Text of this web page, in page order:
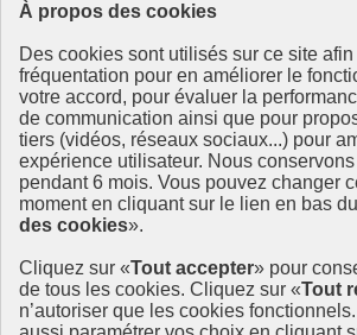
À propos des cookies
Des cookies sont utilisés sur ce site
fréquentation pour en améliorer le
votre accord, pour évaluer la
de communication ainsi que pour
tiers (vidéos, réseaux sociaux...) pour
expérience utilisateur. Nous
pendant 6 mois. Vous pouvez changer
moment en cliquant sur le lien en bas
des cookies».
Cliquez sur «Tout accepter» pour
de tous les cookies. Cliquez sur «Tout
n’autoriser que les cookies
Ressources
Ressources
La Méth’ODD
Gouvernement
Ce site propose l’information de référence
2030 et la feuille de route de la France. Il
tous les acteurs.
info.gouv.fr- ouvre une nouvelle
service-public.fr - ouvre une nouvelle
legifrance.gouv.fr- ouvre une nouvelle
data.gouv.fr- ouvre une nouvelle